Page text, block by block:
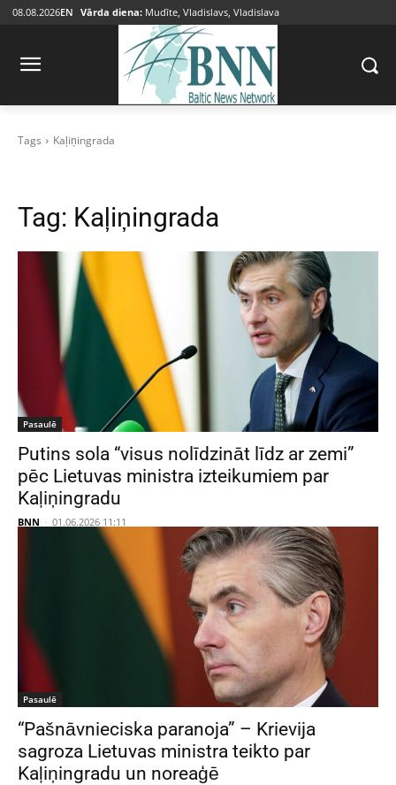
08.08.2026EN Vārda diena: Mudīte, Vladislavs, Vladislava
Tags Kaļiņingrada
Tag: Kaļiņingrada
Pasaulē
Putins sola “visus nolīdzināt līdz ar zemi”
pēc Lietuvas ministra izteikumiem par
Kaļiņingradu
BNN - 01.06.2026 11:11
Pasaulē
“Pašnāvnieciska paranoja” – Krievija
sagroza Lietuvas ministra teikto par
Kaļiņingradu un noreaģē